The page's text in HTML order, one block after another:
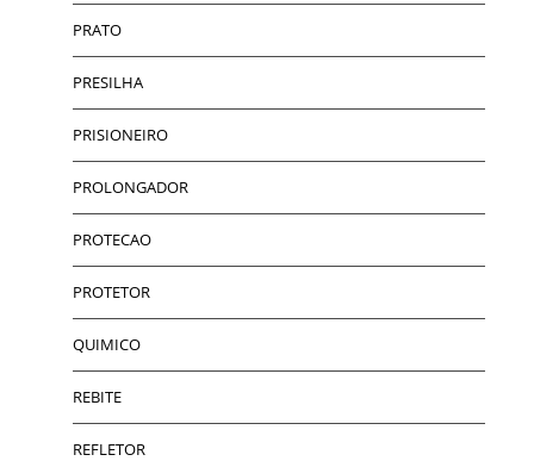
PRATO
PRESILHA
PRISIONEIRO
PROLONGADOR
PROTECAO
PROTETOR
QUIMICO
REBITE
REFLETOR